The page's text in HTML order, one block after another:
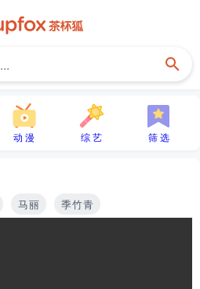
动 漫 综 艺 筛 选
马丽 季竹青